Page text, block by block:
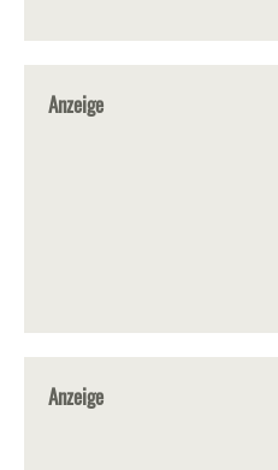
Anzeige
Anzeige